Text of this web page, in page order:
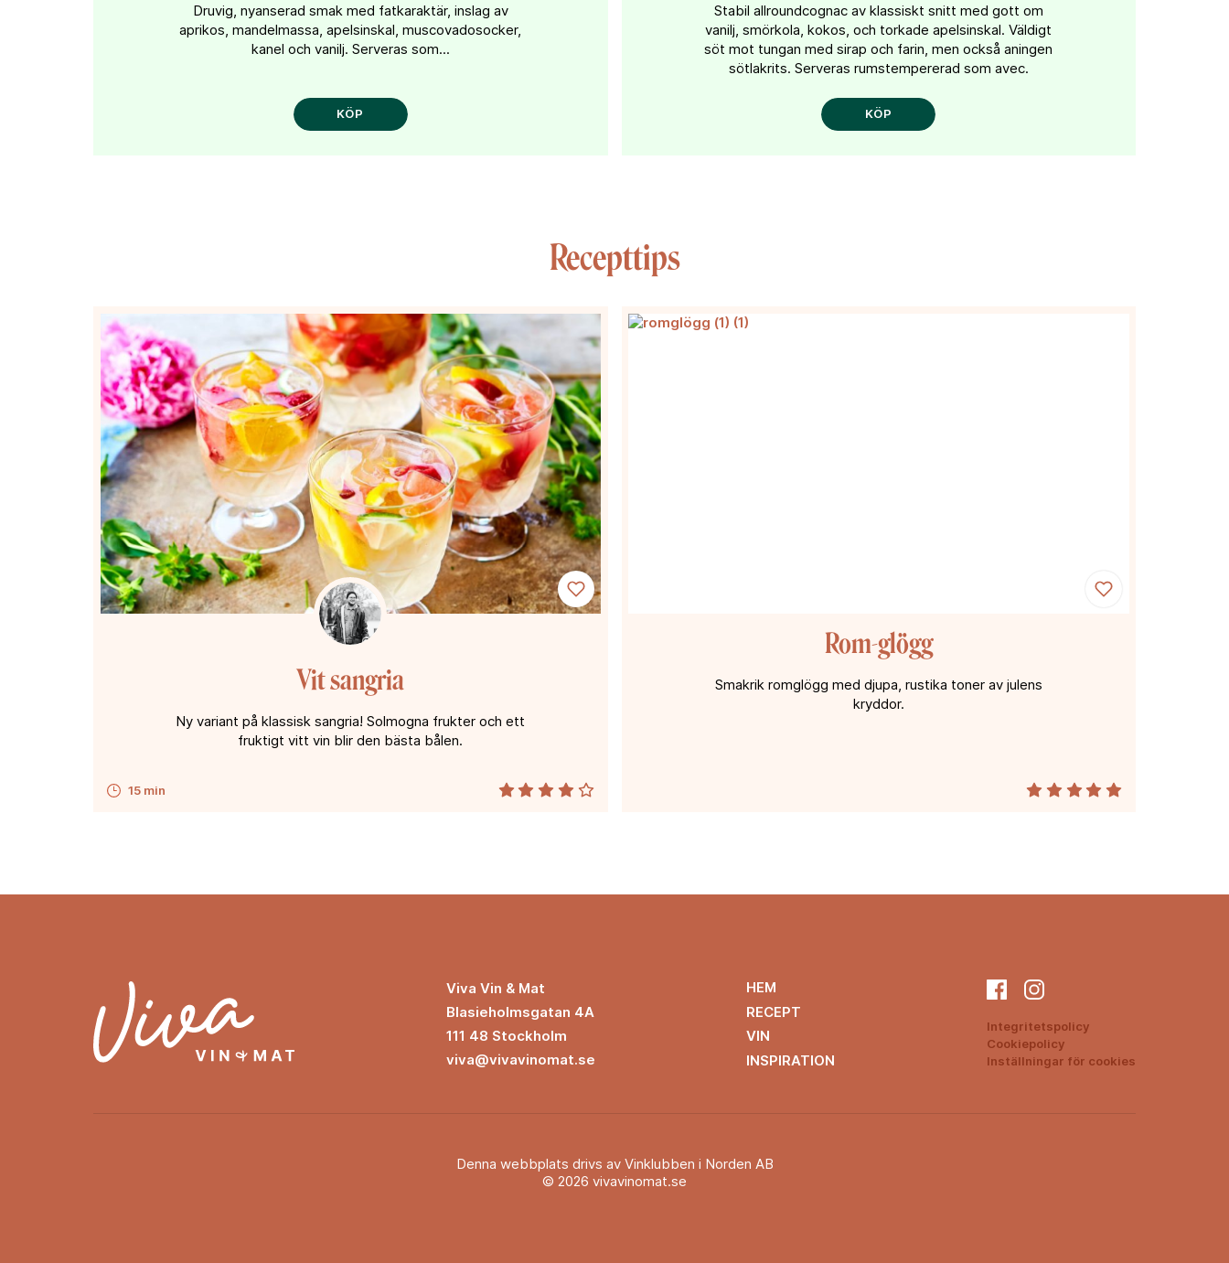
Druvig, nyanserad smak med fatkaraktär, inslag av
aprikos, mandelmassa, apelsinskal, muscovadosocker,
kanel och vanilj. Serveras som...
KÖP
Stabil allroundcognac av klassiskt snitt med gott om
vanilj, smörkola, kokos, och torkade apelsinskal. Väldigt
söt mot tungan med sirap och farin, men också aningen
sötlakrits. Serveras rumstempererad som avec.
KÖP
Recepttips
15 min
Vit sangria
Ny variant på klassisk sangria! Solmogna frukter och ett
fruktigt vitt vin blir den bästa bålen.
Rom-glögg
Smakrik romglögg med djupa, rustika toner av julens
kryddor.
Viva Vin & Mat
Blasieholmsgatan 4A
111 48 Stockholm
viva@vivavinomat.se
HEM
RECEPT
VIN
INSPIRATION
Integritetspolicy
Cookiepolicy
Inställningar för cookies
Denna webbplats drivs av Vinklubben i Norden AB
© 2026 vivavinomat.se